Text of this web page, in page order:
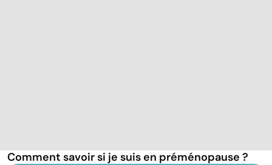
Comment savoir si je suis en préménopause ?